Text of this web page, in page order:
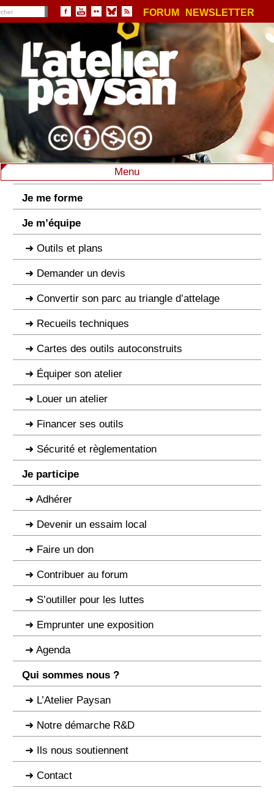
FORUM NEWSLETTER
Menu
Je me forme
Je m’équipe
Outils et plans
Demander un devis
Convertir son parc au triangle d’attelage
Recueils techniques
Cartes des outils autoconstruits
Équiper son atelier
Louer un atelier
Financer ses outils
Sécurité et règlementation
Je participe
Adhérer
Devenir un essaim local
Faire un don
Contribuer au forum
S’outiller pour les luttes
Emprunter une exposition
Agenda
Qui sommes nous ?
L’Atelier Paysan
Notre démarche R&D
Ils nous soutiennent
Contact